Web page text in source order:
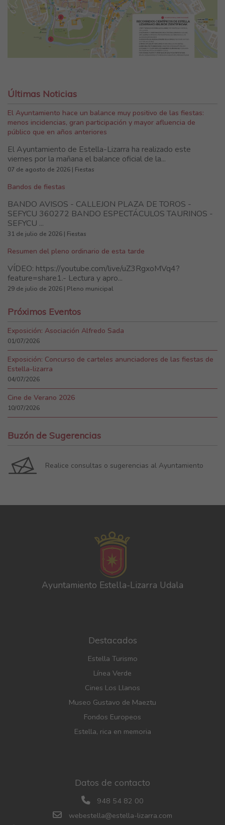
Últimas Noticias
El Ayuntamiento hace un balance muy positivo de las fiestas:
menos incidencias, gran participación y mayor afluencia de
público que en años anteriores
El Ayuntamiento de Estella-Lizarra ha realizado este
viernes por la mañana el balance oficial de la...
07 de agosto de 2026 | Fiestas
Bandos de fiestas
BANDO AVISOS - CALLEJON PLAZA DE TOROS -
SEFYCU 360272 BANDO ESPECTÁCULOS TAURINOS -
SEFYCU ...
31 de julio de 2026 | Fiestas
Resumen del pleno ordinario de esta tarde
VÍDEO: https://youtube.com/live/uZ3RgxoMVq4?
feature=share1.- Lectura y apro...
29 de julio de 2026 | Pleno municipal
Próximos Eventos
Exposición: Asociación Alfredo Sada
01/07/2026
Exposición: Concurso de carteles anunciadores de las fiestas de
Estella-lizarra
04/07/2026
Cine de Verano 2026
10/07/2026
Buzón de Sugerencias
Realice consultas o sugerencias al Ayuntamiento
Ayuntamiento Estella-Lizarra Udala
Destacados
Estella Turismo
Línea Verde
Cines Los Llanos
Museo Gustavo de Maeztu
Fondos Europeos
Estella, rica en memoria
Datos de contacto
948 54 82 00
webestella@estella-lizarra.com